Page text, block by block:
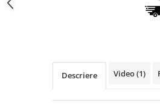
Descriere Video(1)